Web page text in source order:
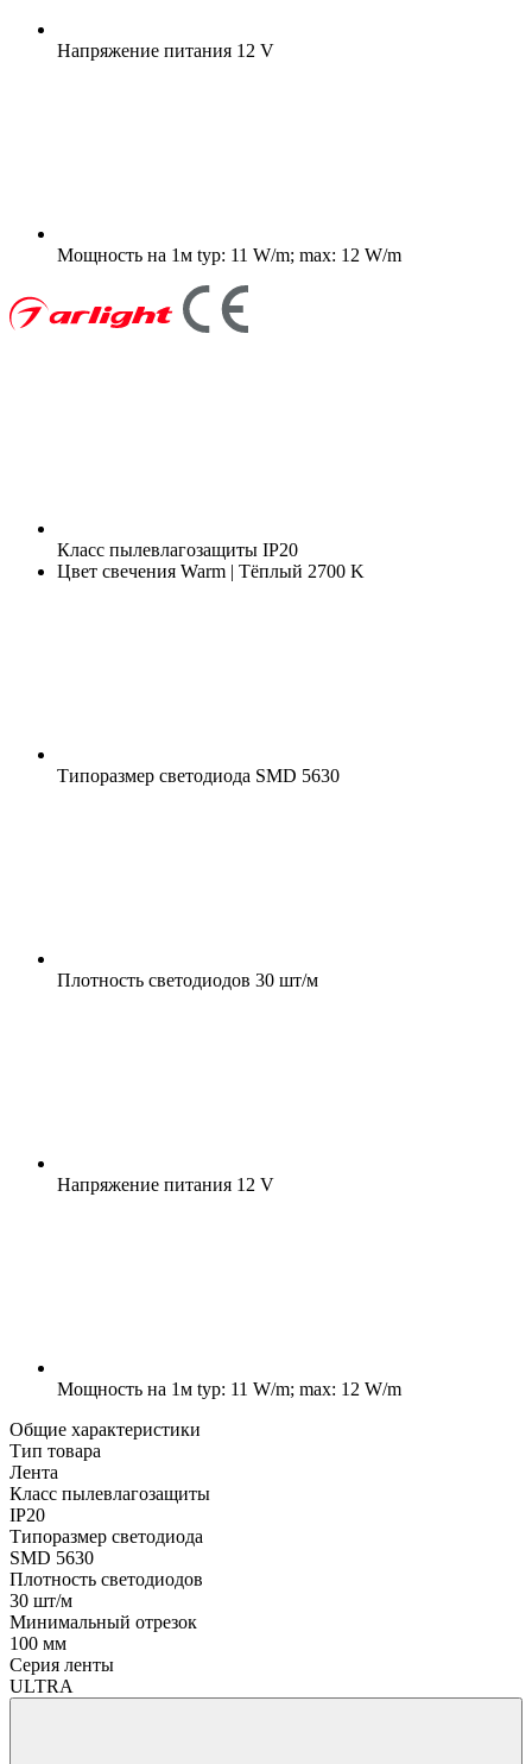
Напряжение питания 12 V
Мощность на 1м typ: 11 W/m; max: 12 W/m
Класс пылевлагозащиты IP20
Цвет свечения Warm | Тёплый 2700 K
Типоразмер светодиода SMD 5630
Плотность светодиодов 30 шт/м
Напряжение питания 12 V
Мощность на 1м typ: 11 W/m; max: 12 W/m
Общие характеристики
Тип товара
Лента
Класс пылевлагозащиты
IP20
Типоразмер светодиода
SMD 5630
Плотность светодиодов
30 шт/м
Минимальный отрезок
100 мм
Серия ленты
ULTRA